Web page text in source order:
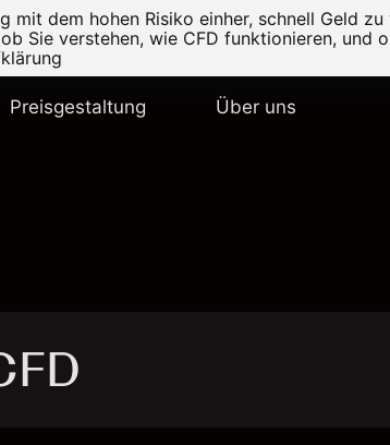
dem hohen Risiko einher, schnell Geld zu
Sie verstehen, wie CFD funktionieren, und
Preisgestaltung Über uns